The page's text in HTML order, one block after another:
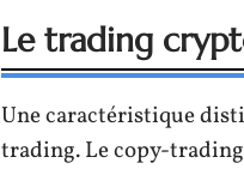
Le trading
Une caractéristique
trading. Le copy-